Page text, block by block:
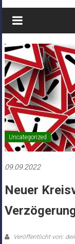
Monheim
Uncategorized
09.09.2022
Neuer
Veröffentlicht von: